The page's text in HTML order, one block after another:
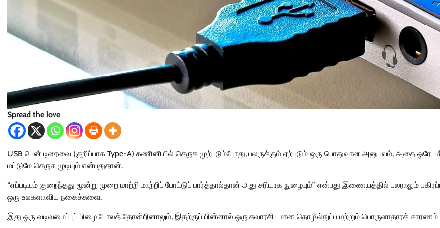
Spread the love
USB பென் டிரைவை (குறிப்பாக Type-A) கணினியில் செருக முற்படும்போது, பலருக்கும் ஏற்படும் ஒரு பொதுவான அனுபவம், அதை ஒரே
மட்டுமே செருக முடியும் என்பதுதான்.
“எப்படியும் குறைந்தது மூன்று முறை மாற்றி மாற்றிப் போட்டுப் பார்த்தால்தான் அது சரியாக நுழையும்” என்பது இணையத்தில் பலராலும்
ஒரு உலகளாவிய நகைச்சுவை.
இது ஒரு வடிவமைப்புப் பிழை போலத் தோன்றினாலும், இதற்குப் பின்னால் ஒரு சுவாரசியமான தொழில்நுட்ப மற்றும் பொருளாதாரக் காரணம்